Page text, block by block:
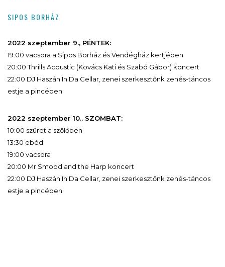
SIPOS BORHÁZ
2022 szeptember 9., PÉNTEK:
19:00 vacsora a Sipos Borház és Vendégház kertjében
20:00 Thrills Acoustic (Kovács Kati és Szabó Gábor) koncert
22:00 DJ Haszán In Da Cellar, zenei szerkesztőnk zenés-táncos
estje a pincében
2022 szeptember 10.. SZOMBAT:
10:00 szüret a szőlőben
13:30 ebéd
19:00 vacsora
20:00 Mr Smood and the Harp koncert
22:00 DJ Haszán In Da Cellar, zenei szerkesztőnk zenés-táncos
estje a pincében